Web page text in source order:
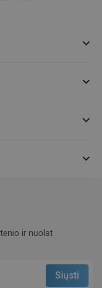




ir nuolat